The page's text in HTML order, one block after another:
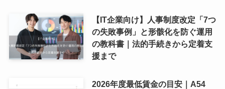
【IT企業向け】人事制度改定「7つ
の失敗事例」と形骸化を防ぐ運用
の教科書｜法的手続きから定着支
援まで
2026年度最低賃金の目安｜A54